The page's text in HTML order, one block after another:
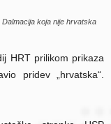
Dalmacija koja nije hrvatska
HRT prilikom prikaza
pridev „hrvatska“.